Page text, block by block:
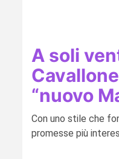
A soli
“nuovo
Con uno stile che
promesse più